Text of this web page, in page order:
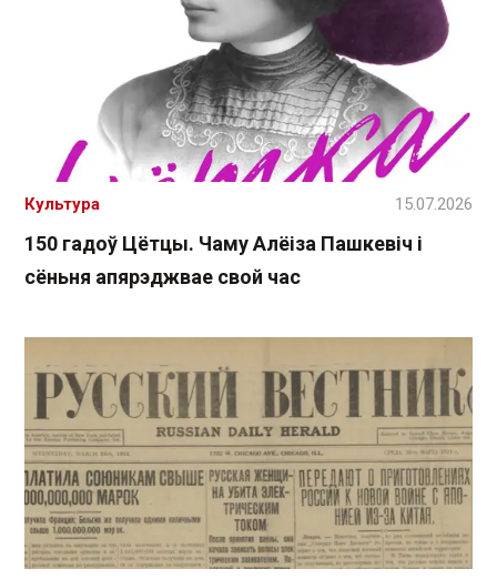
150 гадоў Цётцы. Чаму Алёіза Пашкевіч і
сёньня апярэджвае свой час
Культура 15.07.2026